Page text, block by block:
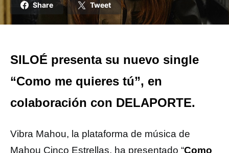
Share Tweet
SILOÉ presenta su nuevo single
“Como me quieres tú”, en
colaboración con DELAPORTE.
Vibra Mahou, la plataforma de música de
Mahou Cinco Estrellas, ha presentado “Como